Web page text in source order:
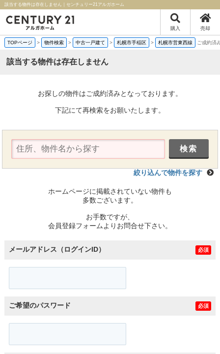
該当する物件は存在しません｜センチュリー21アルガホーム
購入 売却
TOPページ > 物件検索 > 中古一戸建て > 札幌市手稲区 > 札幌市営東西線 ご成約済
該当する物件は存在しません
お探しの物件はご成約済みとなっております。
下記にて再検索をお願いたします。
絞り込んで物件を探す
ホームページに掲載されていない物件も
多数ございます。
お手数ですが、
会員登録フォームよりお問合せ下さい。
メールアドレス（ログインID） 必須
ご希望のパスワード 必須